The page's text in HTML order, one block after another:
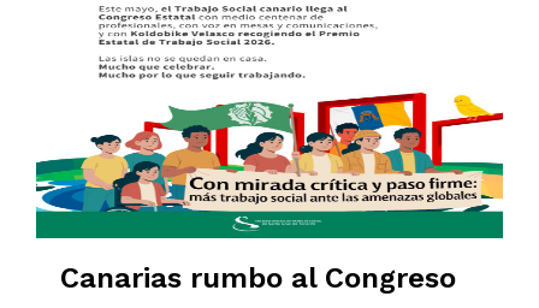
Canarias rumbo al Congreso